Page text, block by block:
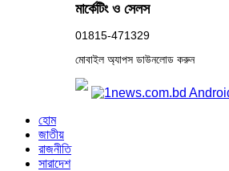
মার্কেটিং ও সেলস
01815-471329
মোবাইল অ্যাপস ডাউনলোড করুন
হোম
জাতীয়
রাজনীতি
সারাদেশ